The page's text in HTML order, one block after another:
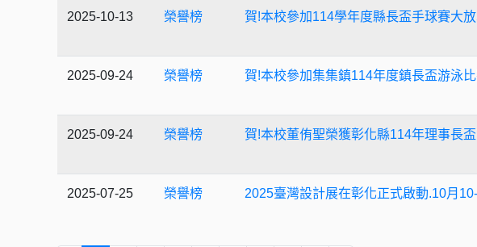
2025-10-13 榮譽榜 賀!本校參加114學年度縣長盃手球賽大
2025-09-24 榮譽榜 賀!本校參加集集鎮114年度鎮長盃游泳
2025-09-24 榮譽榜 賀!本校董侑聖榮獲彰化縣114年理事長
2025-07-25 榮譽榜 2025臺灣設計展在彰化正式啟動.10月